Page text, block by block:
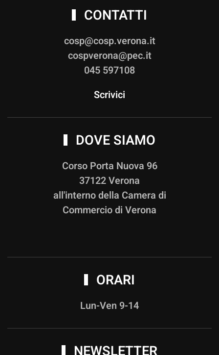
CONTATTI
cosp@cosp.verona.it
cospverona@pec.it
045 597108
Scrivici
DOVE SIAMO
Corso Porta Nuova 96
37122 Verona
all'interno della Camera di
Commercio di Verona
ORARI
Lun-Ven 9-14